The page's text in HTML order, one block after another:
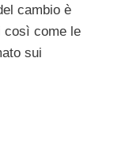
cambio è
così come le
sui